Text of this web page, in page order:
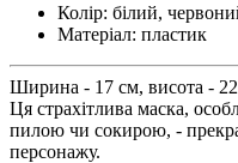
Колір: білий,
Матеріал: пластик
Ширина - 17 см, висота -
Ця страхітлива маска,
пилою чи сокирою, -
персонажу.